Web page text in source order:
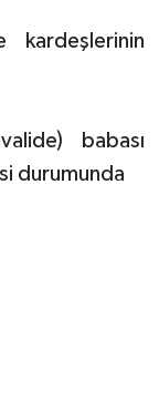
kardeşlerinin
babası
durumunda